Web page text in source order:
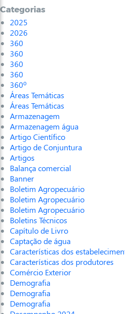
Categorias
2025
2026
360
360
360
360
360º
Áreas Temáticas
Áreas Temáticas
Armazenagem
Armazenagem água
Artigo Científico
Artigo de Conjuntura
Artigos
Balança comercial
Banner
Boletim Agropecuário
Boletim Agropecuário
Boletim Agropecuário
Boletins Técnicos
Capítulo de Livro
Captação de água
Características dos
Características dos produtores
Comércio Exterior
Demografia
Demografia
Demografia